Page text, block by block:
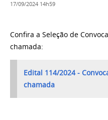
17/09/2024 14h59
Confira a Seleção de
chamada:
Edital 114/2024 -
chamada